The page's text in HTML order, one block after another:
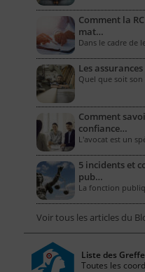
Comment la
mat…
Dans le cadre de
Les
Quel que soit
Comment
confiance…
L'avocat est un
5 incidents et
pub…
La fonction
Voir tous les articles du
Liste des
Toutes les